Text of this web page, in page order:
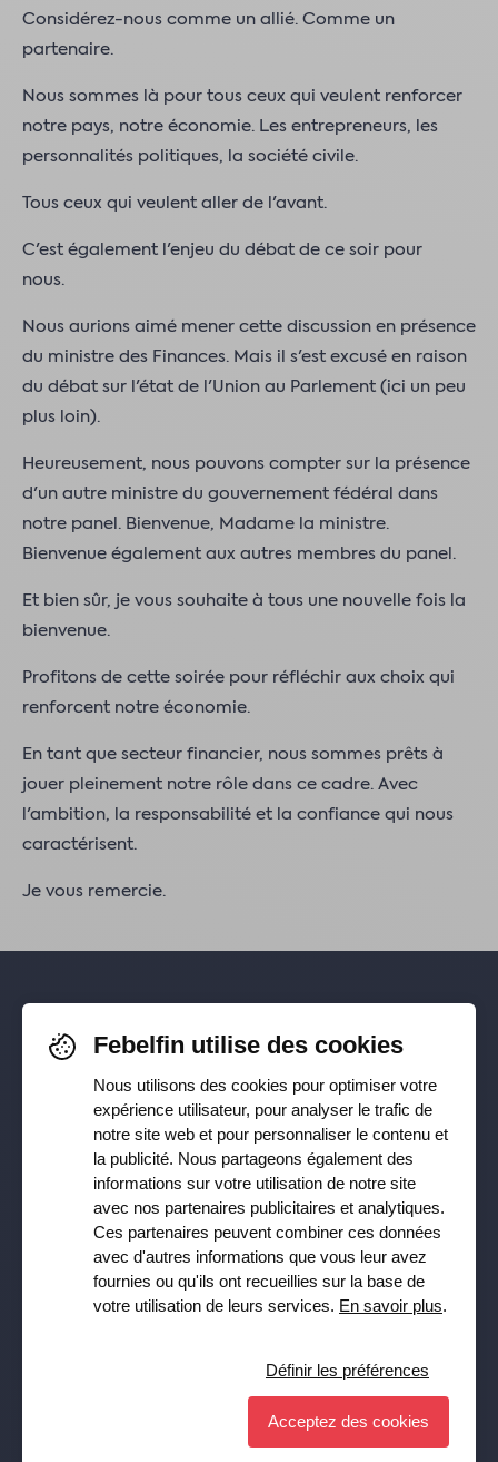
Considérez-nous comme un allié. Comme un
partenaire.
Nous sommes là pour tous ceux qui veulent renforcer
notre pays, notre économie. Les entrepreneurs, les
personnalités politiques, la société civile.
Tous ceux qui veulent aller de l'avant.
C'est également l'enjeu du débat de ce soir pour
nous.
Nous aurions aimé mener cette discussion en présence
du ministre des Finances. Mais il s'est excusé en raison
du débat sur l'état de l'Union au Parlement (ici un peu
plus loin).
Heureusement, nous pouvons compter sur la présence
d'un autre ministre du gouvernement fédéral dans
notre panel. Bienvenue, Madame la ministre.
Bienvenue également aux autres membres du panel.
Et bien sûr, je vous souhaite à tous une nouvelle fois la
bienvenue.
Profitons de cette soirée pour réfléchir aux choix qui
renforcent notre économie.
En tant que secteur financier, nous sommes prêts à
jouer pleinement notre rôle dans ce cadre. Avec
l'ambition, la responsabilité et la confiance qui nous
caractérisent.
Je vous remercie.
Pour rester informé-e de nos
dernières actualités, suivez-nous sur
Facebook,TikTok,X,LinkedIn&
Instagram
Recevez notre newsletter
Souscrire
Febelfin utilise des cookies
Nous utilisons des cookies pour optimiser votre
expérience utilisateur, pour analyser le trafic de
notre site web et pour personnaliser le contenu et
la publicité. Nous partageons également des
informations sur votre utilisation de notre site
avec nos partenaires publicitaires et analytiques.
Ces partenaires peuvent combiner ces données
avec d'autres informations que vous leur avez
fournies ou qu'ils ont recueillies sur la base de
votre utilisation de leurs services. En savoir plus.
Définir les préférences
Acceptez des cookies